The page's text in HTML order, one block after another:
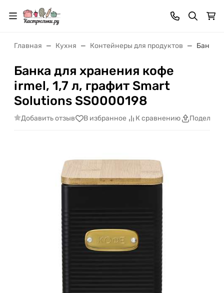
Главная Кухня Контейнеры для продуктов Банка
Банка для хранения кофе
irmel, 1,7 л, графит Smart
Solutions SS0000198
Добавить отзыв В избранное К сравнению